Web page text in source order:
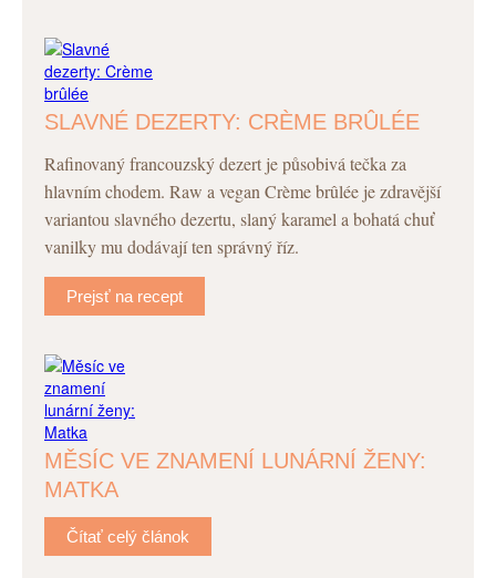
SLAVNÉ DEZERTY: CRÈME BRÛLÉE
Rafinovaný francouzský dezert je působivá tečka za
hlavním chodem. Raw a vegan Crème brûlée je zdravější
variantou slavného dezertu, slaný karamel a bohatá chuť
vanilky mu dodávají ten správný říz.
Prejsť na recept
MĚSÍC VE ZNAMENÍ LUNÁRNÍ ŽENY:
MATKA
Čítať celý článok